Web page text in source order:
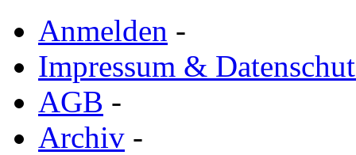
Anmelden -
Impressum &
AGB -
Archiv -